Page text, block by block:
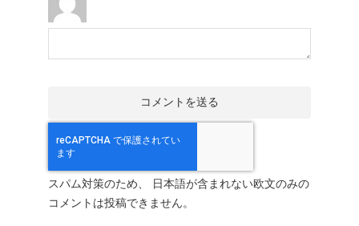
スパム対策のため、 日本語が含まれない欧文のみの
コメントは投稿できません。